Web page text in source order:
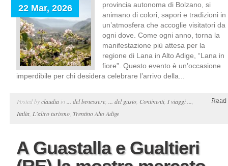
22 Mar, 2026
provincia autonoma di Bolzano, si
animano di colori, sapori e tradizioni in
un’atmosfera che accoglie visitatori da
ogni dove. Come ogni anno, torna la
manifestazione più attesa per la
regione di Lana in Alto Adige, “Lana in
fiore”. Questo evento è un’occasione
imperdibile per chi desidera celebrare l’arrivo della...
Posted byclaudia in ... del benessere ... del gusto Continenti, I viaggi ...
Italia L'altro turismo Trentino Alto Adige
Read
A Guastalla e Gualtieri